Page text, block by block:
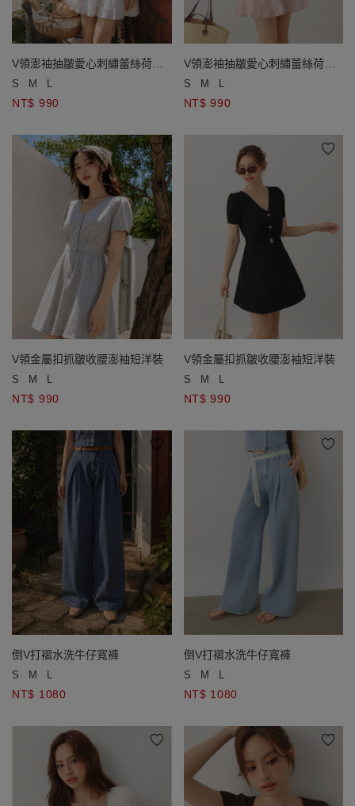
V領澎袖抽皺愛心刺繡蕾絲荷葉
邊短洋裝
S M L
NT$ 990
V領澎袖抽皺愛心刺繡蕾絲荷葉
邊短洋裝
S M L
NT$ 990
V領金屬扣抓皺收腰澎袖短洋裝
S M L
NT$ 990
V領金屬扣抓皺收腰澎袖短洋裝
S M L
NT$ 990
倒V打褶水洗牛仔寬褲
S M L
NT$ 1080
倒V打褶水洗牛仔寬褲
S M L
NT$ 1080